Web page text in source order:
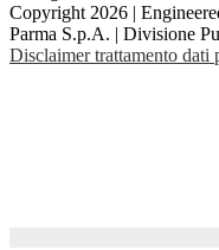
Copyright 2026 |
Parma S.p.A. | Divisione
Disclaimer trattamento dati